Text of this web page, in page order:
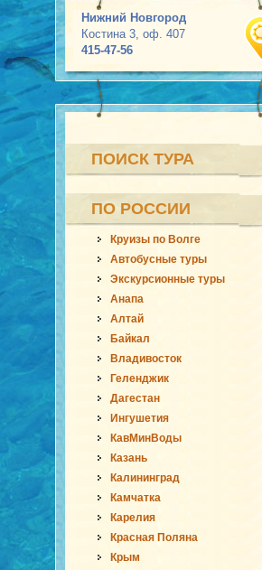
Нижний Новгород
Костина 3, оф. 407
415-47-56
ПОИСК ТУРА
ПО РОССИИ
Круизы по Волге
Автобусные туры
Экскурсионные туры
Анапа
Алтай
Байкал
Владивосток
Геленджик
Дагестан
Ингушетия
КавМинВоды
Казань
Калининград
Камчатка
Карелия
Красная Поляна
Крым